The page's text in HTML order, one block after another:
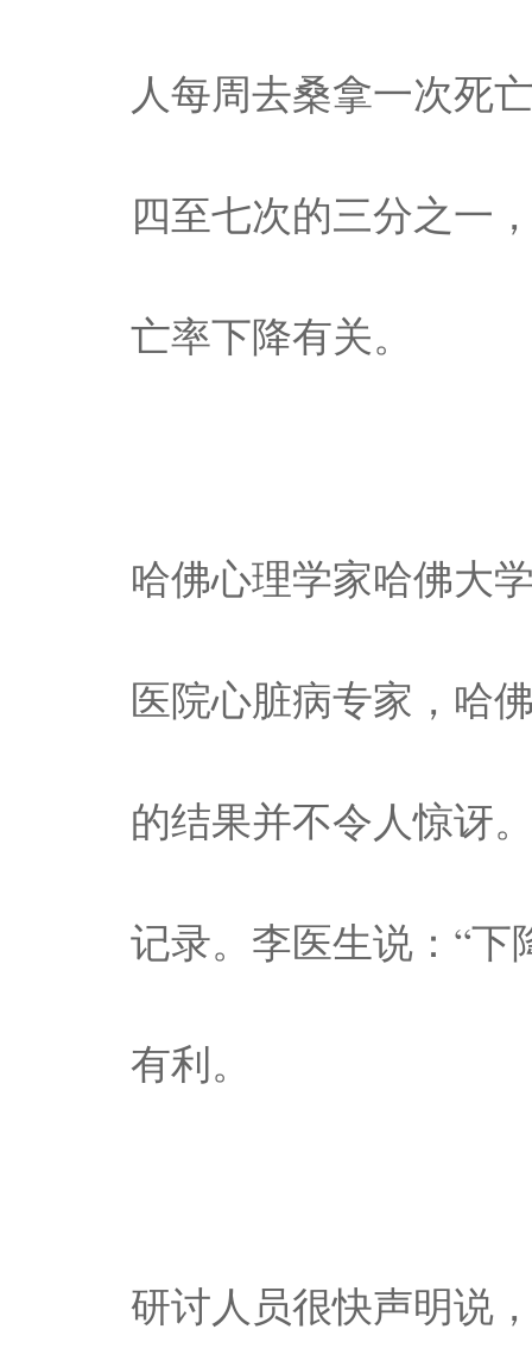
人每周去桑拿一次死
四至七次的三分之一
亡率下降有关。
哈佛心理学家哈佛大
医院心脏病专家，哈
的结果并不令人惊讶
记录。李医生说：“
有利。
研讨人员很快声明说